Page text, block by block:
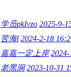
学员pkIvzo 2025-9-
苦海l 2024-2-18
嘉嘉一定上岸
老黑洞 2023-10-31